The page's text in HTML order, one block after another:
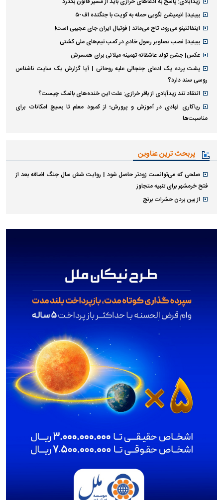
ببینید| انیمیشن لگویی حمله به کویت با جنگنده اف-۵
اینفانتینو می‌رود، تاج می‌ماند | فوتبال ایران جای عجیبی است!
ببینید| نصب تصاویر رسول خادم در کمپ تیم‌های ملی کشتی
عکس| جشن تولد عاشقانه تهمینه میلانی برای همسرش
پشت پرده یک ادعای جنجالی علیه روحانی | آیا گزارش یک سایت ناشناس
روسی سند دارد؟
انتقاد تند زیدآبادی از باقر خرازی: علت این خنده‌های بانمک چیست؟
ریاکاری نهادی در آموزش و پرورش؛ از کمبود معلم تا بسیج امکانات برای
مناسبت‌ها
پربحث ترین عناوین
صلحی که می‌توانست زودتر حاصل شود | روایت شش سال جنگ اضافه بعد از
فتح خرمشهر برای تنبیه متجاوز
از بین بردن حشرات برنج